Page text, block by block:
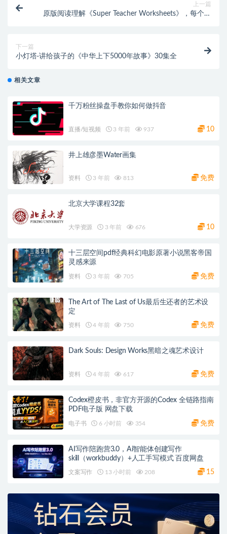
上一篇
原版阅读理解《Super Teacher Worksheets》，每个孩
下一篇
小灯塔·讲给孩子的《中华上下5000年故事》30集全
相关文章
千万粉丝操盘手教你如何做抖音
直播/短视频 3 年前 937 10
井上雄彦墨Water画集
资料 3 年前 813 免费
北京大学课程32套
大学资源 3 年前 676 10
十三层空间pdf经典科幻电影原著小说黑客帝国
灵感来源
资料 3 年前 705 免费
The Art of The Last of Us最后生还者的艺术设
定
资料 4 年前 750 免费
Dark Souls: Design Works黑暗之魂艺术设计
资料 4 年前 617 免费
Codex橙皮书，非官方开源的Codex 全链路指南
PDF电子版 网盘下载
电子书 6 小时前 354 免费
AI写作陪跑营3.0，Ai智能体创建写作
skill（workbuddy）+人工手写模式 百度网盘
文案写作 13 小时前 208 15